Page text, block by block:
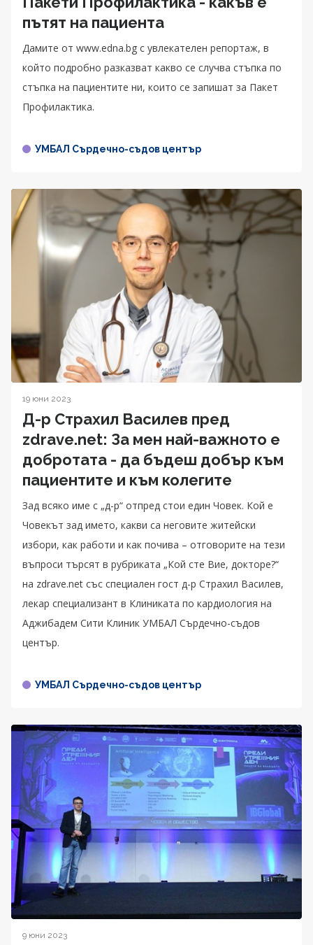
пътят на пациента
Дамите от www.edna.bg с увлекателен репортаж, в
който подробно разказват какво се случва стъпка по
стъпка на пациентите ни, които се запишат за Пакет
Профилактика.
УМБАЛ Сърдечно-съдов център
19 юни 2023
Д-р Страхил Василев пред
zdrave.net: За мен най-важното е
добротата - да бъдеш добър към
пациентите и към колегите
Зад всяко име с „д-р“ отпред стои един Човек. Кой е
Човекът зад името, какви са неговите житейски
избори, как работи и как почива – отговорите на тези
въпроси търсят в рубриката „Кой сте Вие, докторе?“
на zdrave.net със специален гост д-р Страхил Василев,
лекар специализант в Клиниката по кардиология на
Аджибадем Сити Клиник УМБАЛ Сърдечно-съдов
център.
УМБАЛ Сърдечно-съдов център
9 юни 2023